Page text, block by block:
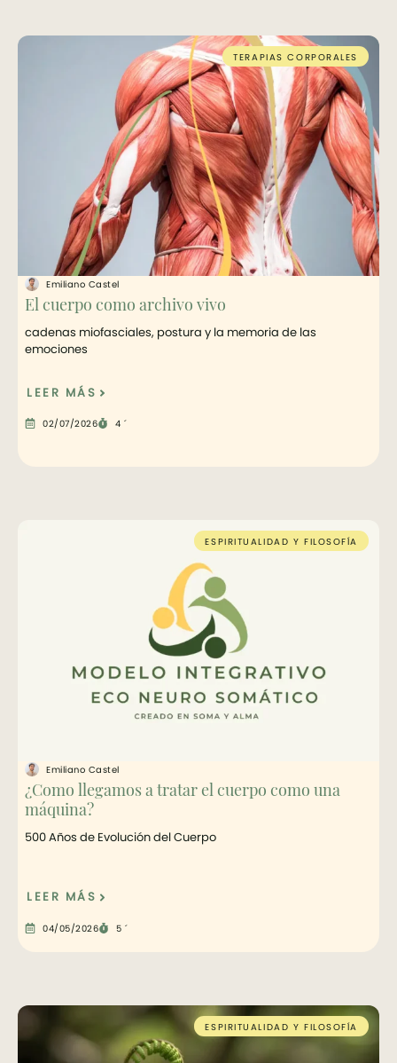
TERAPIAS CORPORALES
Emiliano Castel
El cuerpo como archivo vivo
cadenas miofasciales, postura y la memoria de las
emociones
LEER MÁS
02/07/2026 4 ´
ESPIRITUALIDAD Y FILOSOFÍA
Emiliano Castel
¿Como llegamos a tratar el cuerpo como una
máquina?
500 Años de Evolución del Cuerpo
LEER MÁS
04/05/2026 5 ´
ESPIRITUALIDAD Y FILOSOFÍA